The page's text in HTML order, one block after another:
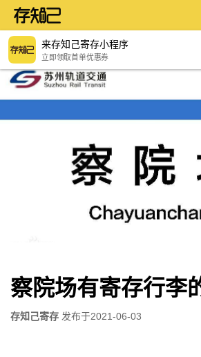
来存知己寄存小程序
立即领取首单优惠券
察院场有寄存行李
存知己寄存 发布于2021-06-03